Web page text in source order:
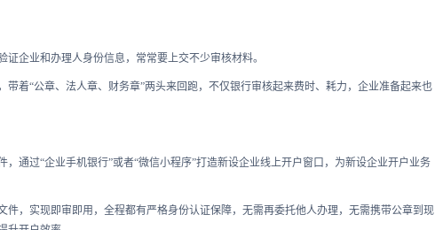
企业和办理人身份信息，常常要上交不少审核材料。
带着“公章、法人章、财务章”两头来回跑，不仅银行审核起来费时、耗力，企业准备起来也
，通过“企业手机银行”或者“微信小程序”打造新设企业线上开户窗口，为新设企业开户业务
件，实现即审即用，全程都有严格身份认证保障，无需再委托他人办理，无需携带公章到现